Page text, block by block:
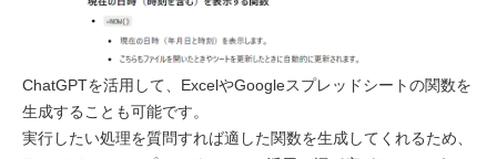
ChatGPTを活用して、ExcelやGoogleスプレッドシートの関数を
生成することも可能です。
実行したい処理を質問すれば適した関数を生成してくれるため、